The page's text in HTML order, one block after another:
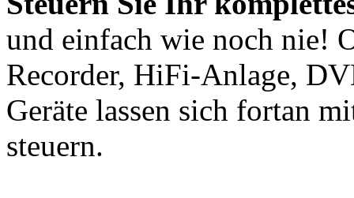
und einfach wie noch nie!
Recorder, HiFi-Anlage,
Geräte lassen sich fortan
steuern.